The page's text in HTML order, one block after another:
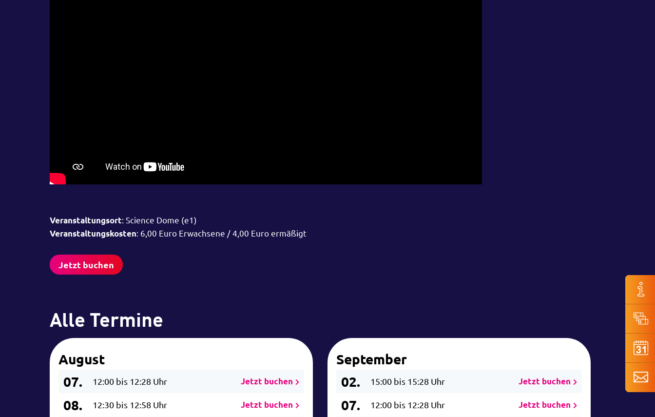
Veranstaltungsort: Science Dome (e1)
Veranstaltungskosten: 6,00 Euro Erwachsene / 4,00 Euro ermäßigt
Jetzt buchen
Alle Termine
August
07.
12:00 bis 12:28 Uhr Jetzt buchen
08. 12:30 bis 12:58 Uhr Jetzt buchen
September
02.
15:00 bis 15:28 Uhr Jetzt buchen
07. 12:00 bis 12:28 Uhr Jetzt buchen